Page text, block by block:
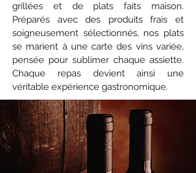
grillées et de plats faits maison.
Préparés avec des produits frais et
soigneusement sélectionnés, nos plats
se marient à une carte des vins variée,
pensée pour sublimer chaque assiette.
Chaque repas devient ainsi une
véritable expérience gastronomique.